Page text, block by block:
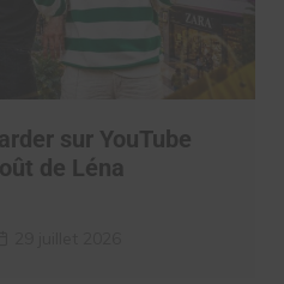
sur YouTube
de Léna